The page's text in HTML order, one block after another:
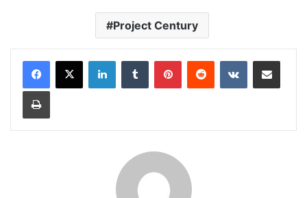
Project Century
LinkedInTumblr PinterestReddit VKontakteShare via Email
Print